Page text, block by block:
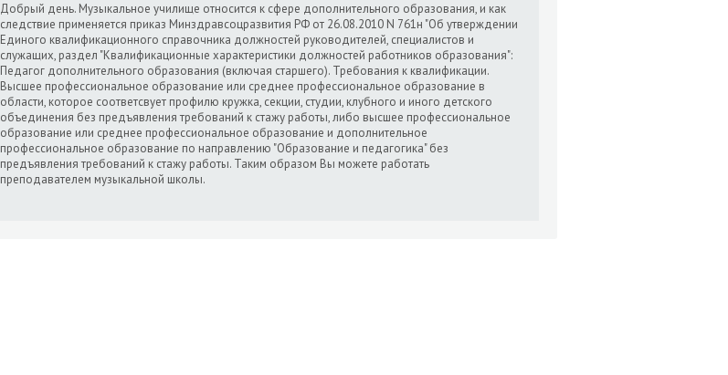
Добрый день. Музыкальное училище относится к сфере дополнительного образования, и как
следствие применяется приказ Минздравсоцразвития РФ от 26.08.2010 N 761н "Об утверждении
Единого квалификационного справочника должностей руководителей, специалистов и
служащих, раздел "Квалификационные характеристики должностей работников образования":
Педагог дополнительного образования (включая старшего). Требования к квалификации.
Высшее профессиональное образование или среднее профессиональное образование в
области, которое соответсвует профилю кружка, секции, студии, клубного и иного детского
объединения без предъявления требований к стажу работы, либо высшее профессиональное
образование или среднее профессиональное образование и дополнительное
профессиональное образование по направлению "Образование и педагогика" без
предъявления требований к стажу работы. Таким образом Вы можете работать
преподавателем музыкальной школы.